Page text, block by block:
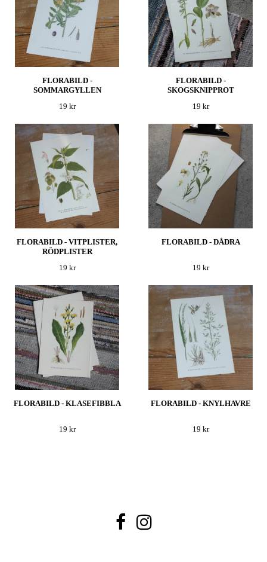
FLORABILD -
SOMMARGYLLEN
19 kr
FLORABILD -
SKOGSKNIPPROT
19 kr
FLORABILD - VITPLISTER,
RÖDPLISTER
19 kr
FLORABILD - DÅDRA
19 kr
FLORABILD - KLASEFIBBLA
19 kr
FLORABILD - KNYLHAVRE
19 kr